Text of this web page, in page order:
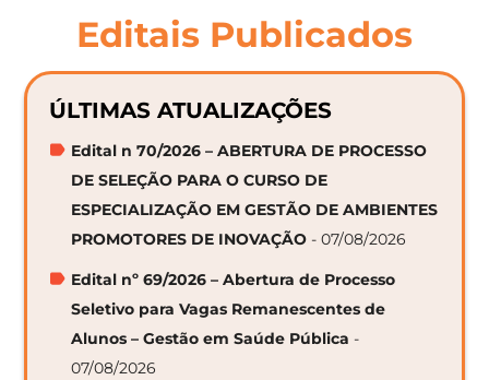
Editais Publicados
ÚLTIMAS ATUALIZAÇÕES
Edital n 70/2026 – ABERTURA DE PROCESSO
DE SELEÇÃO PARA O CURSO DE
ESPECIALIZAÇÃO EM GESTÃO DE AMBIENTES
PROMOTORES DE INOVAÇÃO - 07/08/2026
Edital nº 69/2026 – Abertura de Processo
Seletivo para Vagas Remanescentes de
Alunos – Gestão em Saúde Pública -
07/08/2026